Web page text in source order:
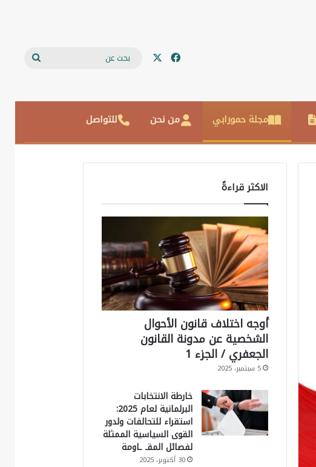
فيسبوك
مجلة حمورابي من نحن للتواصل
الاكثر قراءةً
أوجه اختلاف قانون الأحوال
الشخصية عن مدونة القانون
الجعفري / الجزء 1
5 سبتمبر، 2025
خارطة الانتخابات
البرلمانية لعام 2025:
استقراء للتحالفات ولدور
القوى السياسية الممثلة
لفصائل المقـ ـاومة
30 أكتوبر، 2025